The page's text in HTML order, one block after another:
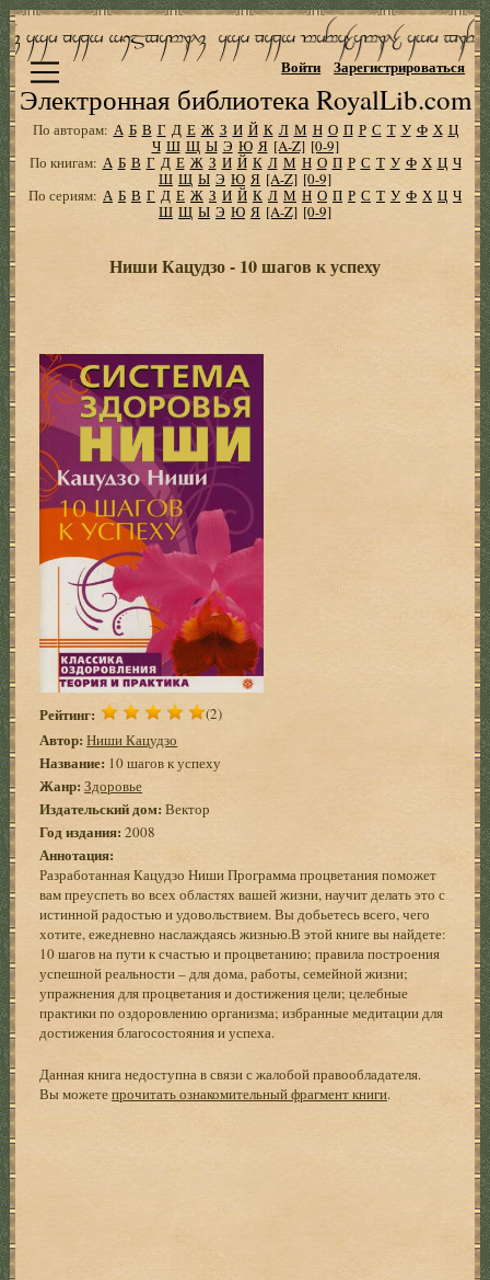
Электронная библиотека RoyalLib.com
Войти Зарегистрироваться
По авторам: А Б В Г Д Е Ж З И Й К Л М Н О П Р С Т У Ф Х Ц
Ч Ш Щ Ы Э Ю Я [A-Z] [0-9]
По книгам: А Б В Г Д Е Ж З И Й К Л М Н О П Р С Т У Ф Х Ц Ч
Ш Щ Ы Э Ю Я [A-Z] [0-9]
По сериям: А Б В Г Д Е Ж З И Й К Л М Н О П Р С Т У Ф Х Ц Ч
Ш Щ Ы Э Ю Я [A-Z] [0-9]
Ниши Кацудзо - 10 шагов к успеху
Рейтинг: (2)
Автор: Ниши Кацудзо
Название: 10 шагов к успеху
Жанр: Здоровье
Издательский дом: Вектор
Год издания: 2008
Аннотация:
Разработанная Кацудзо Ниши Программа процветания поможет
вам преуспеть во всех областях вашей жизни, научит делать это с
истинной радостью и удовольствием. Вы добьетесь всего, чего
хотите, ежедневно наслаждаясь жизнью.В этой книге вы найдете:
10 шагов на пути к счастью и процветанию; правила построения
успешной реальности – для дома, работы, семейной жизни;
упражнения для процветания и достижения цели; целебные
практики по оздоровлению организма; избранные медитации для
достижения благосостояния и успеха.
Данная книга недоступна в связи с жалобой правообладателя.
Вы можетепрочитать ознакомительный фрагмент книги.